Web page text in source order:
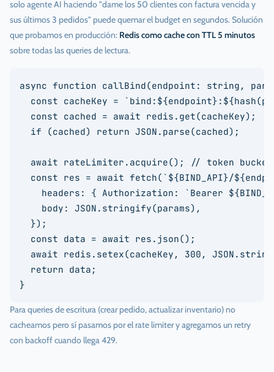
solo agente AI haciendo "dame los 50 clientes con factura vencida y
sus últimos 3 pedidos" puede quemar el budget en segundos. Solución
que probamos en producción: Redis como cache con TTL 5 minutos
sobre todas las queries de lectura.
async function callBind(endpoint: string,
const cacheKey =
  const cached = await redis.get(cacheKey);
  if (cached) return JSON.parse(cached);
await rateLimiter.acquire(); // token
const res = await fetch(`${BIND_API}/
headers: { Authorization: `Bearer
    body: JSON.stringify(params),
  });
  const data = await res.json();
await redis.setex(cacheKey, 300,
  return data;
}
Para queries de escritura (crear pedido, actualizar inventario) no
cacheamos pero sí pasamos por el rate limiter y agregamos un retry
con backoff cuando llega 429.